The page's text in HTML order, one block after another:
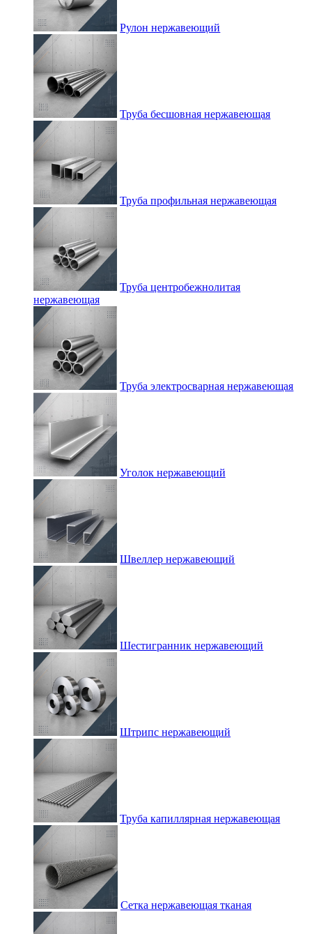
Рулон нержавеющий
Труба бесшовная нержавеющая
Труба профильная нержавеющая
Труба центробежнолитая
нержавеющая
Труба электросварная нержавеющая
Уголок нержавеющий
Швеллер нержавеющий
Шестигранник нержавеющий
Штрипс нержавеющий
Труба капиллярная нержавеющая
Сетка нержавеющая тканая